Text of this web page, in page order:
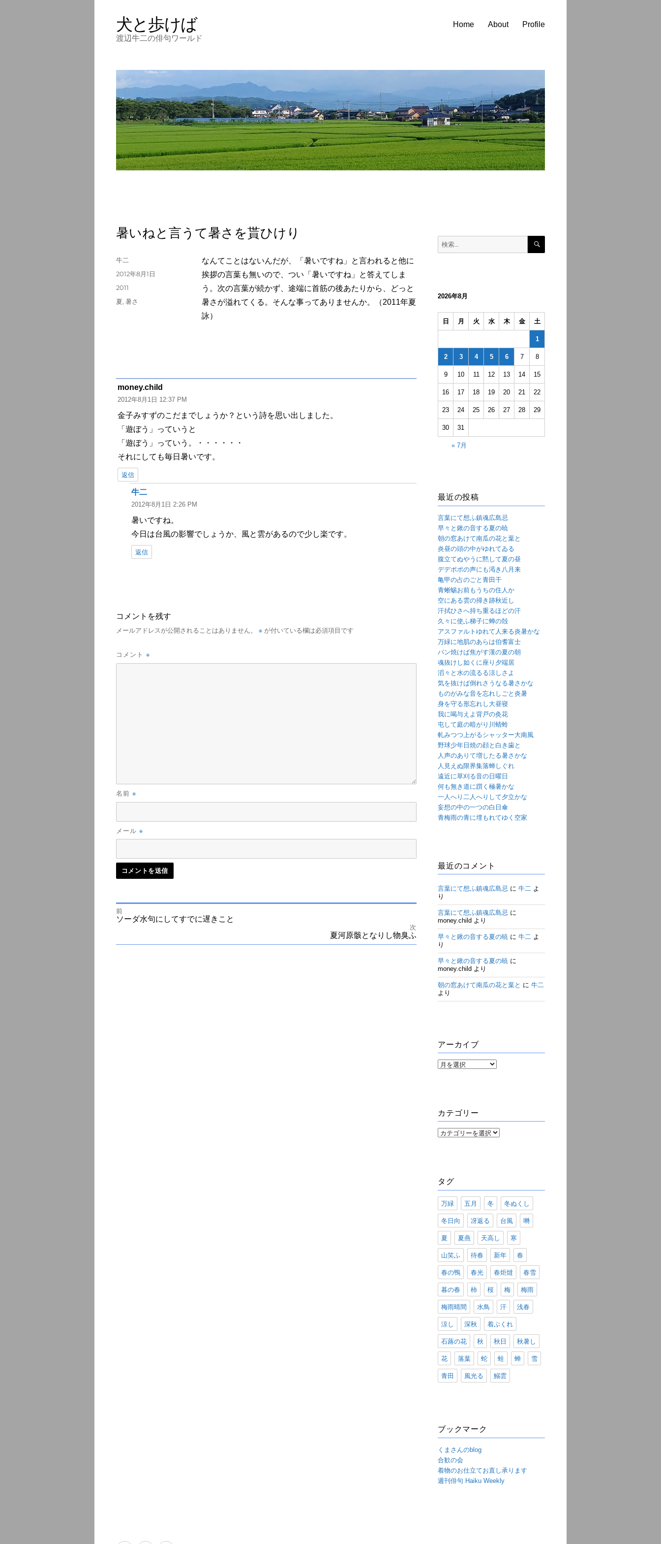
犬と歩けば
渡辺牛二の俳句ワールド
Home About Profile
暑いねと言うて暑さを貰ひけり
なんてことはないんだが、「暑いですね」と言われると他に
挨拶の言葉も無いので、つい「暑いですね」と答えてしま
う。次の言葉が続かず、途端に首筋の後あたりから、どっと
暑さが溢れてくる。そんな事ってありませんか。（2011年夏
詠）
投
牛二
投
2012年8月1日
カ
テ
2011
タ
夏, 暑さ
money.child
り:
2012年8月1日 12:37 PM
金子みすずのこだまでしょうか？という詩を思い出しました。
「遊ぼう」っていうと
「遊ぼう」っていう。・・・・・・
それにしても毎日暑いです。
返信
牛二よ
り:
2012年8月1日 2:26 PM
暑いですね。
今日は台風の影響でしょうか、風と雲があるので少し楽です。
返信
コメントを残す
メールアドレスが公開されることはありません。 ※が付いている欄は必須項目です
コメント ※
名前 ※
メール ※
投
前
前
の
ソーダ水句にしてすでに遅きこと
次
夏河原骸となりし物臭ふ
検
検
2026年8月
日 月 火 水 木 金 土
1
2 3 4 5 6 7 8
9 10 11 12 13 14 15
16 17 18 19 20 21 22
23 24 25 26 27 28 29
30 31
« 7月
最近の投稿
言葉にて想ふ鎮魂広島忌
早々と鍬の音する夏の暁
朝の窓あけて南瓜の花と葉と
炎昼の頭の中がゆれてゐる
腹立てぬやうに黙して夏の昼
デデポポの声にも渇き八月来
亀甲の占のごと青田干
青蜥蜴お前もうちの住人か
空にある雲の掃き跡秋近し
汗拭ひさへ持ち重るほどの汗
久々に使ふ梯子に蝉の殻
アスファルトゆれて人来る炎暑かな
万緑に地肌のあらは伯耆富士
パン焼けば焦がす漢の夏の朝
魂抜けし如くに座り夕端居
滔々と水の流るる涼しさよ
気を抜けば倒れさうなる暑さかな
ものがみな音を忘れしごと炎暑
身を守る形忘れし大昼寝
我に喝与えよ背戸の灸花
屯して庭の暗がり川蜻蛉
軋みつつ上がるシャッター大南風
野球少年日焼の顔と白き歯と
人声のありて増したる暑さかな
人見えぬ限界集落蝉しぐれ
遠近に草刈る音の日曜日
何も無き道に躓く極暑かな
一人へり二人へりして夕立かな
妄想の中の一つの白日傘
青梅雨の青に埋もれてゆく空家
最近のコメント
言葉にて想ふ鎮魂広島忌 に牛二 よ
り
言葉にて想ふ鎮魂広島忌 に
money.child より
早々と鍬の音する夏の暁 に牛二 よ
り
早々と鍬の音する夏の暁 に
money.child より
朝の窓あけて南瓜の花と葉と に牛二
より
アーカイブ
ア
カテゴリー
カ
タグ
万緑 五月 冬 冬ぬくし
冬日向 冴返る 台風 囀
夏 夏燕 天高し 寒
山笑ふ 待春 新年 春
春の鴨 春光 春炬燵 春雪
暮の春 柿 桜 梅 梅雨
梅雨晴間 水鳥 汗 浅春
涼し 深秋 着ぶくれ
石蕗の花 秋 秋日 秋暑し
花 落葉 蛇 蛙 蝉 雪
青田 風光る 鰯雲
ブックマーク
くまさんのblog
合歓の会
着物のお仕立てお直し承ります
週刊俳句 Haiku Weekly